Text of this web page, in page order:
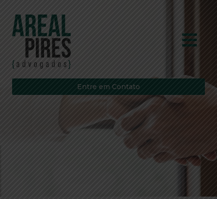
Entre em Contato